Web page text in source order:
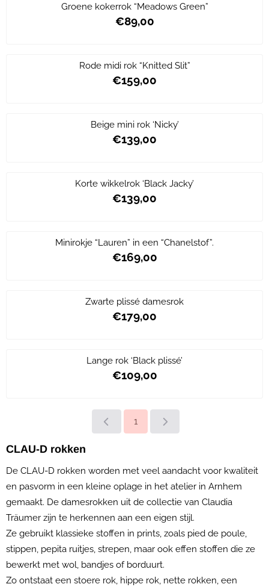
Groene kokerrok “Meadows Green”
Prijs: 89,00
€89,00
Rode midi rok “Knitted Slit”
Prijs: 159,00
€159,00
Beige mini rok ‘Nicky’
Prijs: 139,00
€139,00
Korte wikkelrok ‘Black Jacky’
Prijs: 139,00
€139,00
Minirokje “Lauren” in een “Chanelstof”.
Prijs: 169,00
€169,00
Zwarte plissé damesrok
Prijs: 179,00
€179,00
Lange rok ‘Black plissé’
Prijs: 109,00
€109,00
1
CLAU-D rokken
De CLAU-D rokken worden met veel aandacht voor kwaliteit
en pasvorm in een kleine oplage in het atelier in Arnhem
gemaakt. De damesrokken uit de collectie van Claudia
Träumer zijn te herkennen aan een eigen stijl.
Ze gebruikt klassieke stoffen in prints, zoals pied de poule,
stippen, pepita ruitjes, strepen, maar ook effen stoffen die ze
bewerkt met wol, bandjes of borduurt.
Zo ontstaat een stoere rok, hippe rok, nette rokken, een